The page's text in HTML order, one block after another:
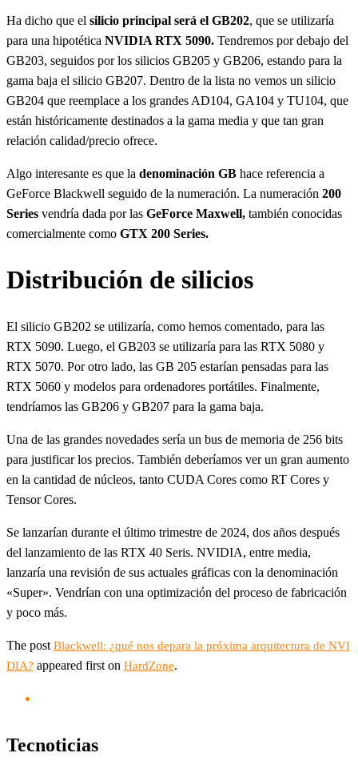
Ha dicho que el silicio principal será el GB202, que se utilizaría
para una hipotética NVIDIA RTX 5090. Tendremos por debajo del
GB203, seguidos por los silicios GB205 y GB206, estando para la
gama baja el silicio GB207. Dentro de la lista no vemos un silicio
GB204 que reemplace a los grandes AD104, GA104 y TU104, que
están históricamente destinados a la gama media y que tan gran
relación calidad/precio ofrece.
Algo interesante es que la denominación GB hace referencia a
GeForce Blackwell seguido de la numeración. La numeración 200
Series vendría dada por las GeForce Maxwell, también conocidas
comercialmente como GTX 200 Series.
Distribución de silicios
El silicio GB202 se utilizaría, como hemos comentado, para las
RTX 5090. Luego, el GB203 se utilizaría para las RTX 5080 y
RTX 5070. Por otro lado, las GB 205 estarían pensadas para las
RTX 5060 y modelos para ordenadores portátiles. Finalmente,
tendríamos las GB206 y GB207 para la gama baja.
Una de las grandes novedades sería un bus de memoria de 256 bits
para justificar los precios. También deberíamos ver un gran aumento
en la cantidad de núcleos, tanto CUDA Cores como RT Cores y
Tensor Cores.
Se lanzarían durante el último trimestre de 2024, dos años después
del lanzamiento de las RTX 40 Seris. NVIDIA, entre media,
lanzaría una revisión de sus actuales gráficas con la denominación
«Super». Vendrían con una optimización del proceso de fabricación
y poco más.
The post Blackwell: ¿qué nos depara la próxima arquitectura de NVI
DIA? appeared first on HardZone.
Tecnoticias